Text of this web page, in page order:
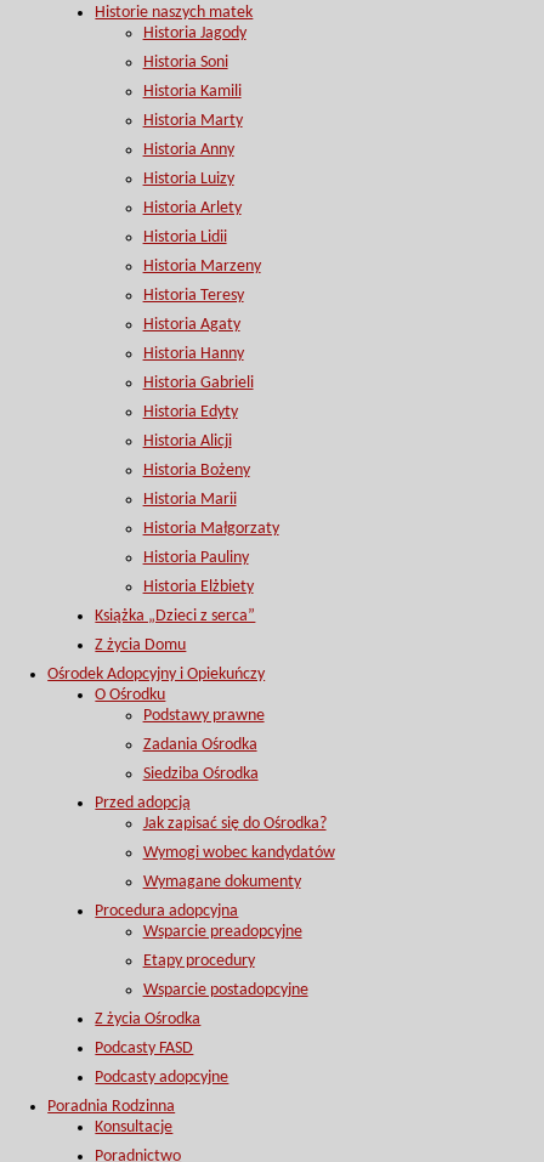
Historie naszych matek
Historia Jagody
Historia Soni
Historia Kamili
Historia Marty
Historia Anny
Historia Luizy
Historia Arlety
Historia Lidii
Historia Marzeny
Historia Teresy
Historia Agaty
Historia Hanny
Historia Gabrieli
Historia Edyty
Historia Alicji
Historia Bożeny
Historia Marii
Historia Małgorzaty
Historia Pauliny
Historia Elżbiety
Książka „Dzieci z serca”
Z życia Domu
Ośrodek Adopcyjny i Opiekuńczy
O Ośrodku
Podstawy prawne
Zadania Ośrodka
Siedziba Ośrodka
Przed adopcją
Jak zapisać się do Ośrodka?
Wymogi wobec kandydatów
Wymagane dokumenty
Procedura adopcyjna
Wsparcie preadopcyjne
Etapy procedury
Wsparcie postadopcyjne
Z życia Ośrodka
Podcasty FASD
Podcasty adopcyjne
Poradnia Rodzinna
Konsultacje
Poradnictwo